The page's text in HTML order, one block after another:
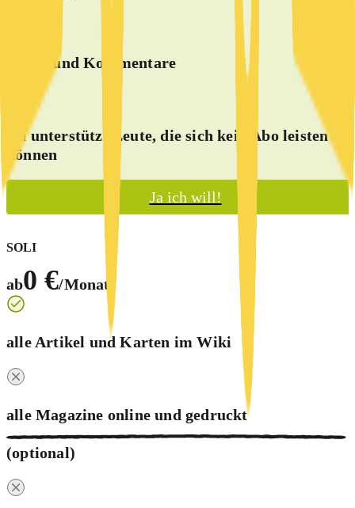
SOLI
ab0 €/Monat
alle Artikel und Karten im Wiki
alle Magazine online und gedruckt
(optional)
Spiele und Kommentare
Du unterstützt Leute, die sich kein Abo leisten
können
Ja ich will!